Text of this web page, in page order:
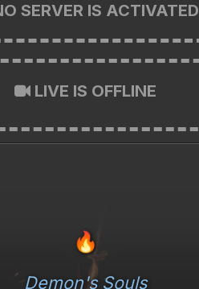
SERVER IS ACTIVATED
LIVE IS OFFLINE
🔥
Demon's Souls